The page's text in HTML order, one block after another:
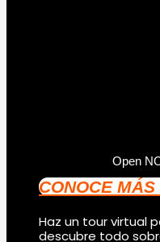
Open
CONOCE
Haz un tour virtual
descubre todo